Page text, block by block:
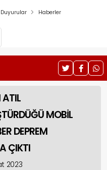
Haberler
ATIL
MOBİL
DEPREM
ÇIKTI
2023